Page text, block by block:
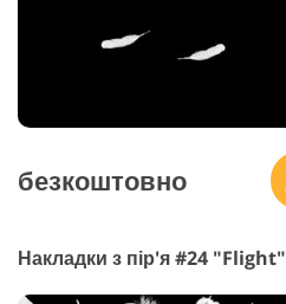
безкоштовно
Накладки з пір'я #24 "Flight"